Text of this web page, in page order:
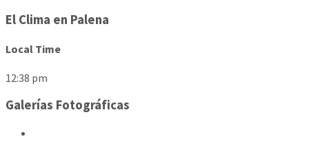
El Clima en Palena
Local Time
12:38 pm
Galerías Fotográficas